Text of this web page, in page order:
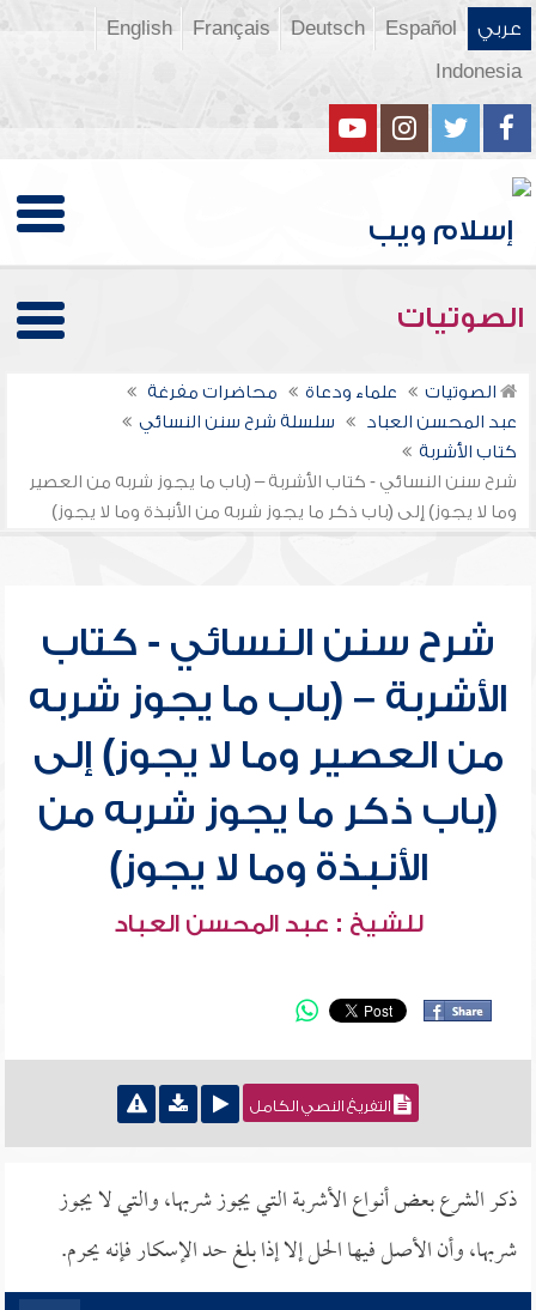
عربي Español
Deutsch
Français
English
Indonesia
الصوتيات
الصوتيات علماء ودعاة
محاضرات مفرغة
عبد المحسن العباد
سلسلة شرح سنن النسائي
كتاب الأشربة
شرح سنن النسائي - كتاب الأشربة – (باب ما يجوز شربه من العصير
وما لا يجوز) إلى (باب ذكر ما يجوز شربه من الأنبذة وما لا يجوز)
شرح سنن النسائي - كتاب
الأشربة – (باب ما يجوز شربه
من العصير وما لا يجوز) إلى
(باب ذكر ما يجوز شربه من
الأنبذة وما لا يجوز)
للشيخ : عبد المحسن العباد
التفريغ النصي الكامل
ذكر الشرع بعض أنواع الأشربة التي يجوز شربها، والتي لا يجوز
شربها، وأن الأصل فيها الحل إلا إذا بلغ حد الإسكار فإنه يحرم.